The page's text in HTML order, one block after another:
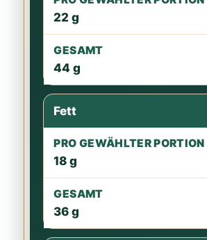
22 g
44 g
Fett
18 g
36 g